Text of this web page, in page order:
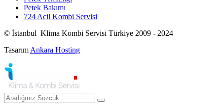
Petek Bakımı
724 Acil Kombi Servisi
© İstanbul Klima Kombi Servisi Türkiye 2009 - 2024
Tasarım Ankara Hosting